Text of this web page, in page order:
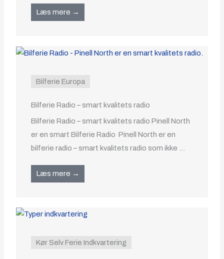
Læs mere →
Bilferie Europa
Bilferie Radio – smart kvalitets radio
Bilferie Radio – smart kvalitets radio Pinell North
er en smart Bilferie Radio Pinell North er en
bilferie radio – smart kvalitets radio som ikke ...
Læs mere →
Kør Selv Ferie Indkvartering